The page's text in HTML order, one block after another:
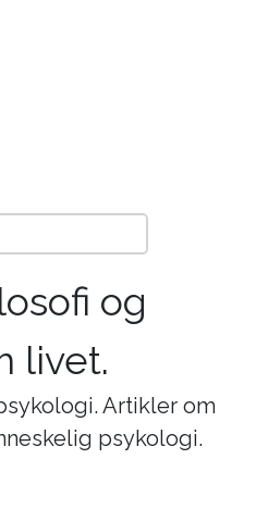
og
livet.
Artikler om
psykologi.